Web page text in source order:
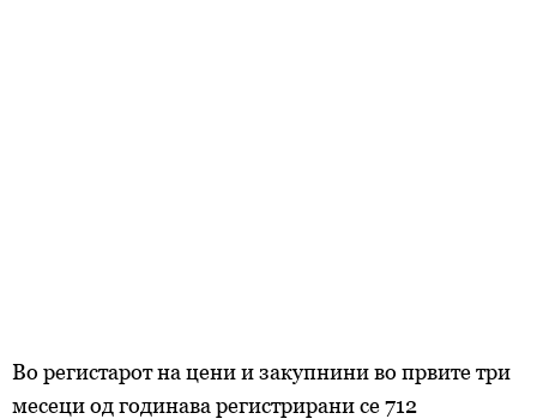
Во регистарот на цени и закупнини во првите три
месеци од годинава регистрирани се 712